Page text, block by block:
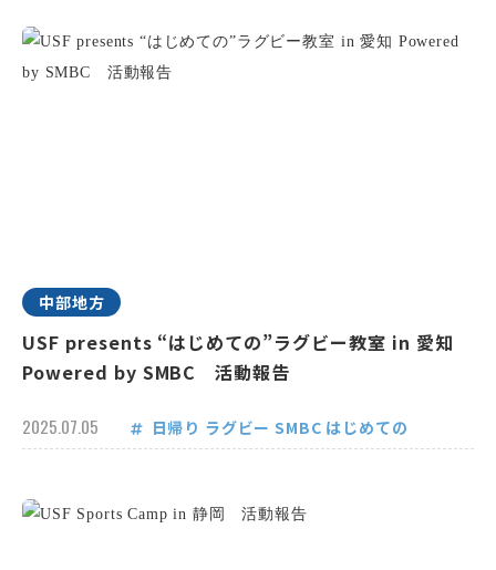
中部地方
USF presents “はじめての”ラグビー教室 in 愛知
Powered by SMBC 活動報告
2025.07.05 日帰り ラグビー SMBC はじめての